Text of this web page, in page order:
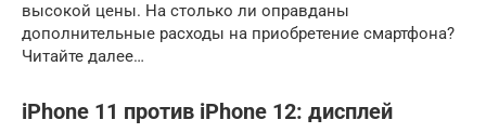
высокой цены. На столько ли оправданы
дополнительные расходы на приобретение смартфона?
Читайте далее…
iPhone 11 против iPhone 12: дисплей